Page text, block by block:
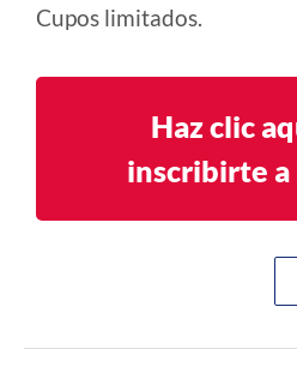
Cupos limitados.
Haz clic
inscribirte a